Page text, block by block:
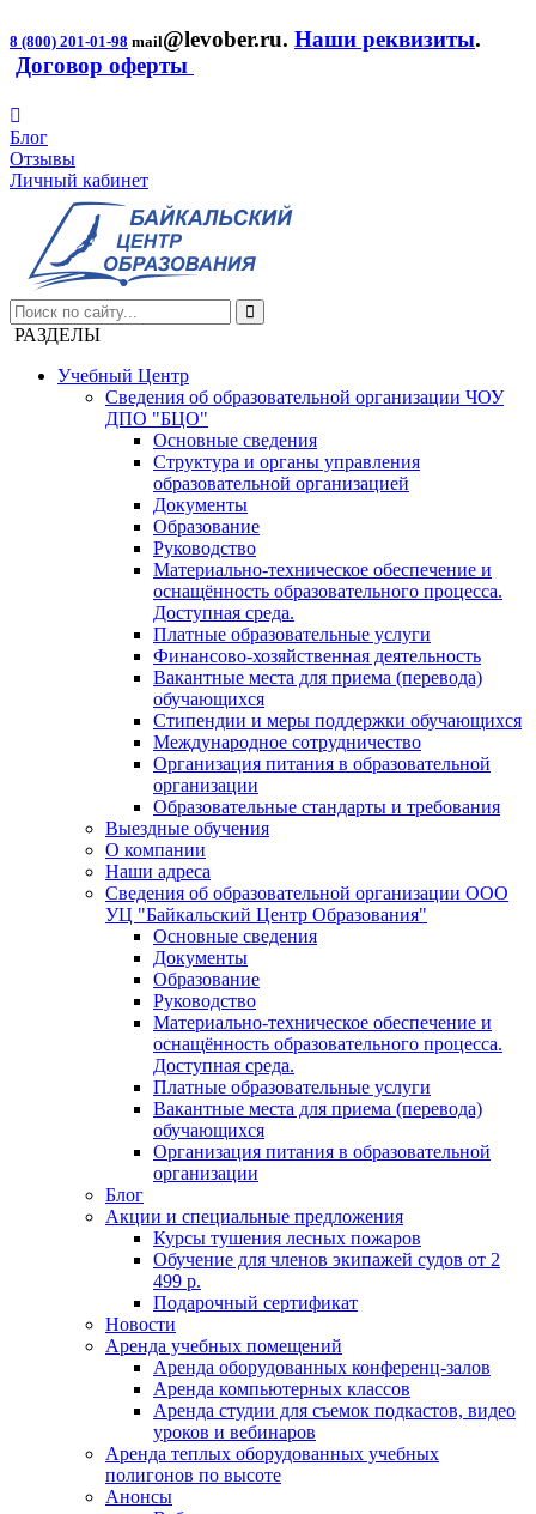
8 (800) 201-01-98 mail@levober.ru. Наши реквизиты.
Договор оферты
Блог
Отзывы
Личный кабинет
РАЗДЕЛЫ
Учебный Центр
Сведения об образовательной организации ЧОУ
ДПО "БЦО"
Основные сведения
Структура и органы управления
образовательной организацией
Документы
Образование
Руководство
Материально-техническое обеспечение и
оснащённость образовательного процесса.
Доступная среда.
Платные образовательные услуги
Финансово-хозяйственная деятельность
Вакантные места для приема (перевода)
обучающихся
Стипендии и меры поддержки обучающихся
Международное сотрудничество
Организация питания в образовательной
организации
Образовательные стандарты и требования
Выездные обучения
О компании
Наши адреса
Сведения об образовательной организации ООО
УЦ "Байкальский Центр Образования"
Основные сведения
Документы
Образование
Руководство
Материально-техническое обеспечение и
оснащённость образовательного процесса.
Доступная среда.
Платные образовательные услуги
Вакантные места для приема (перевода)
обучающихся
Организация питания в образовательной
организации
Блог
Акции и специальные предложения
Курсы тушения лесных пожаров
Обучение для членов экипажей судов от 2
499 р.
Подарочный сертификат
Новости
Аренда учебных помещений
Аренда оборудованных конференц-залов
Аренда компьютерных классов
Аренда студии для съемок подкастов, видео
уроков и вебинаров
Аренда теплых оборудованных учебных
полигонов по высоте
Анонсы